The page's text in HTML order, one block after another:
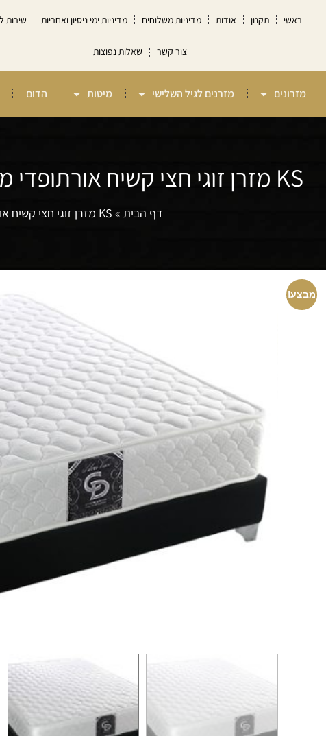
ראשי תקנון אודות מדיניות משלוחים מדיניות ימי ניסיון ואחריות שירות
צור קשר שאלות נפוצות
מזרונים מזרנים לגיל השלישי מיטות הדום
KS מזרן זוגי חצי קשיח אורתופדי משולב קפיצים קלאס ספרינג Camp David
דף הבית » KS מזרן זוגי חצי קשיח אורתופדי משולב קפיצים קלאס ספרינג Camp David
מבצע!